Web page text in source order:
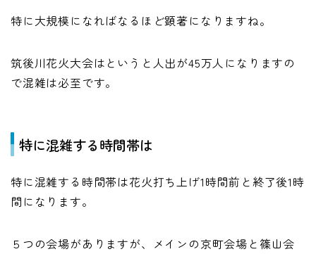
特に大規模になればなるほど顕著になりますね。
筑後川花火大会はというと人出が45万人になりますの
で混雑は必至です。
特に混雑する時間帯は
特に混雑する時間帯は花火打ち上げ1時間前と終了後1時
間になります。
５つの会場がありますが、メインの京町会場と篠山会